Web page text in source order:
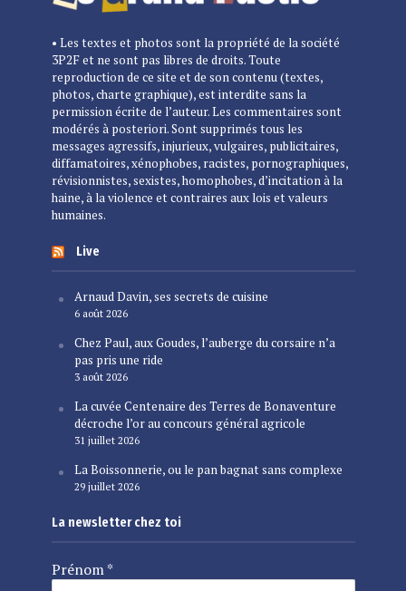
• Les textes et photos sont la propriété de la société
3P2F et ne sont pas libres de droits. Toute
reproduction de ce site et de son contenu (textes,
photos, charte graphique), est interdite sans la
permission écrite de l’auteur. Les commentaires sont
modérés à posteriori. Sont supprimés tous les
messages agressifs, injurieux, vulgaires, publicitaires,
diffamatoires, xénophobes, racistes, pornographiques,
révisionnistes, sexistes, homophobes, d’incitation à la
haine, à la violence et contraires aux lois et valeurs
humaines.
Live
Arnaud Davin, ses secrets de cuisine
6 août 2026
Chez Paul, aux Goudes, l’auberge du corsaire n’a
pas pris une ride
3 août 2026
La cuvée Centenaire des Terres de Bonaventure
décroche l’or au concours général agricole
31 juillet 2026
La Boissonnerie, ou le pan bagnat sans complexe
29 juillet 2026
La newsletter chez toi
Prénom*